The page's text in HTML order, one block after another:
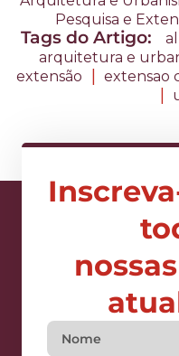
Pesquisa e
Tags do Artigo:
arquitetura e
extensão | extensao
|